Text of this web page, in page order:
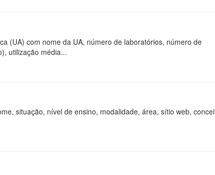
(UA) com nome da UA, número de laboratórios, número de
utilização média...
situação, nível de ensino, modalidade, área, sítio web,